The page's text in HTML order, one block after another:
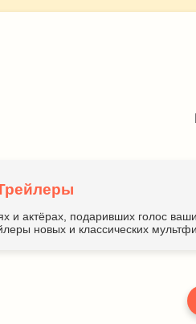
и актёрах, подаривших голос
новых и классических